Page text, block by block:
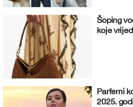
Šoping
koje
Parfemi
2025.